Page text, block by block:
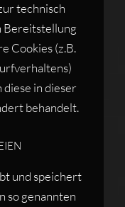
technisch
Cookies (z.B.
in dieser
behandelt.
und speichert
so genannten